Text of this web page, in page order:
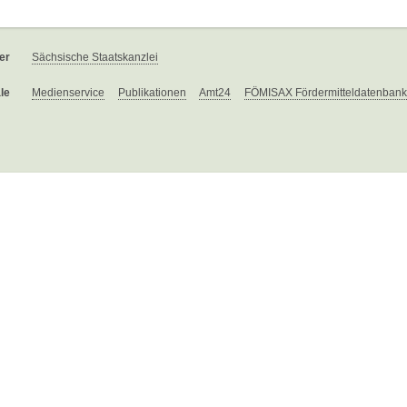
Sächsische Staatskanzlei
Medienservice Publikationen Amt24 FÖMISAX Fördermitteldatenbank